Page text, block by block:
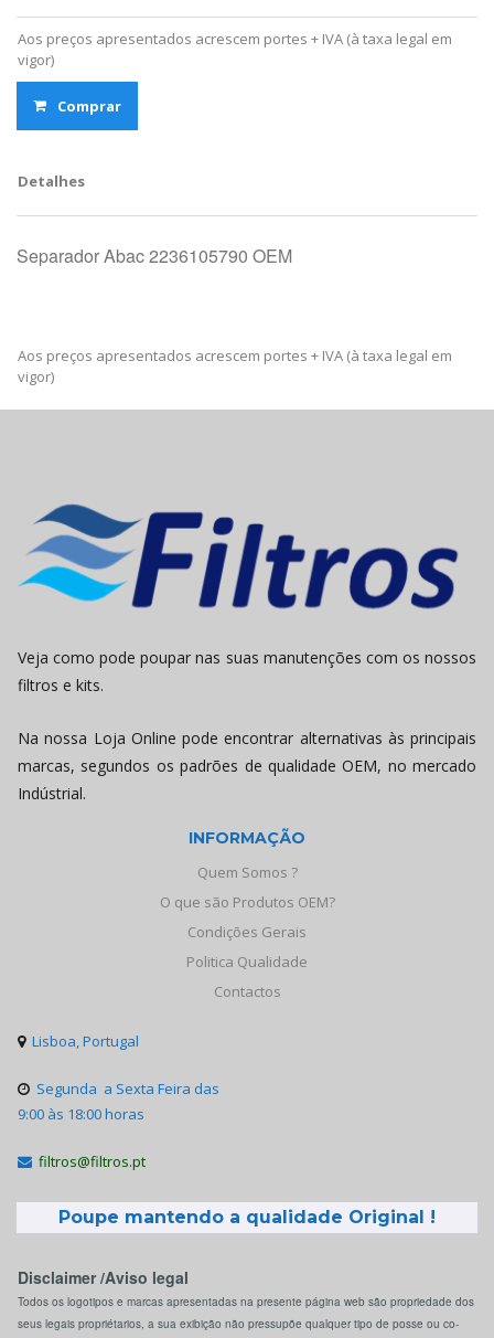
Aos preços apresentados acrescem portes + IVA (à taxa legal em
vigor)
Comprar
Detalhes
Separador Abac 2236105790 OEM
Aos preços apresentados acrescem portes + IVA (à taxa legal em
vigor)
Veja como pode poupar nas suas manutenções com os nossos
filtros e kits.
Na nossa Loja Online pode encontrar alternativas às principais
marcas, segundos os padrões de qualidade OEM, no mercado
Indústrial.
INFORMAÇÃO
Quem Somos ?
O que são Produtos OEM?
Condições Gerais
Politica Qualidade
Contactos
 Lisboa, Portugal
 Segunda a Sexta Feira das
9:00 às 18:00 horas
 filtros@filtros.pt
Poupe mantendo a qualidade Original !
Disclaimer /Aviso legal
Todos os logotipos e marcas apresentadas na presente página web são propriedade dos
seus legais propriétarios, a sua exibição não pressupõe qualquer tipo de posse ou co-